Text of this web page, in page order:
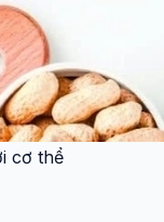
cơ thể